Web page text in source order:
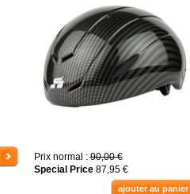
Prix normal : 90,00 €
Special Price 87,95 €
ajouter au panier